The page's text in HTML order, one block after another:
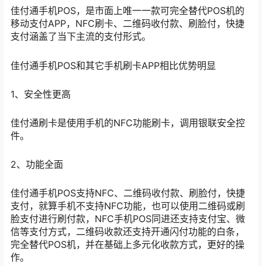
佳付通手机POS，是市面上唯一一款可完全替代POS机的
移动支付APP，NFC刷卡、二维码收付款、刷脸付，快捷
支付涵盖了当下主流的支付形式。
佳付通手机POS和其它手机刷卡APP相比优势明显
1、安全性更高
佳付通刷卡是使用手机的NFC功能刷卡，调用银联安全控
件。
2、功能全面
佳付通手机POS支持NFC、二维码收付款、刷脸付，快捷
支付，就算手机不支持NFC功能，也可以使用二维码或刷
脸支付进行刷付款，NFC手机POS同进还支持支付宝、微
信等支付方式，二维码收款还支持开通闪付功能的白条，
完全替代POS机，并在基础上多元化收款方式，更好的操
作。